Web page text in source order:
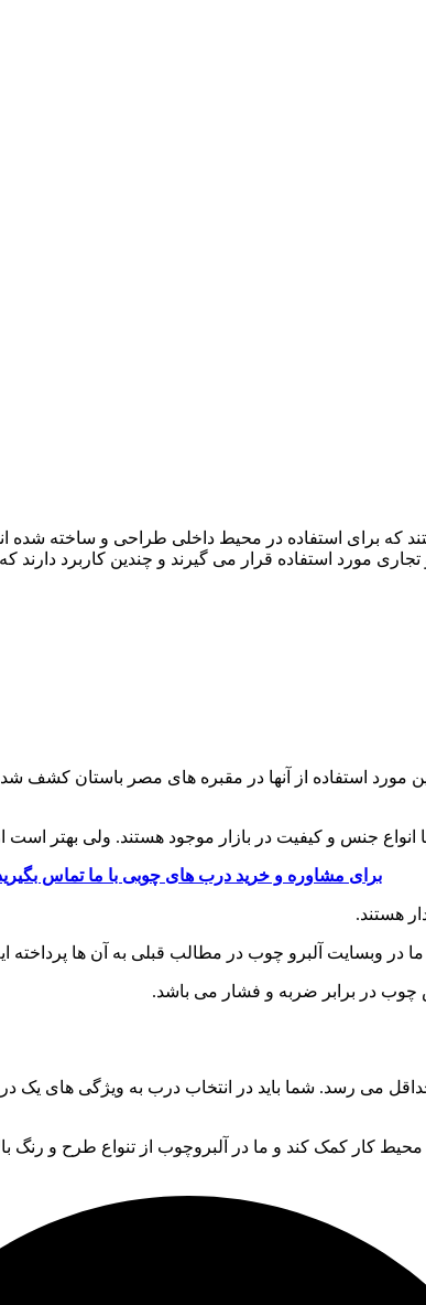
که برای استفاده در محیط داخلی طراحی و ساخته شده
مورد استفاده قرار می گیرند و چندین کاربرد دارند
مورد استفاده از آنها در مقبره های مصر باستان کشف
جنس و کیفیت در بازار موجود هستند. ولی بهتر
برای مشاوره و خرید درب های چوبی با ما تماس
هستند.
در وبسایت آلبرو چوب در مطالب قبلی به آن ها پرداخته
چوب در برابر ضربه و فشار می باشد.
می رسد. شما باید در انتخاب درب به ویژگی های یک
کار کمک کند و ما در آلبروچوب از تنواع طرح و رنگ